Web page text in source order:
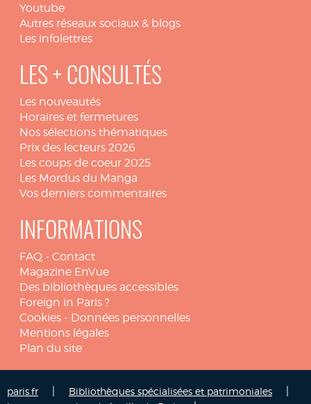
Youtube
Autres réseaux sociaux & blogs
Les infolettres
LES + CONSULTÉS
Les nouveautés
Horaires et fermetures
Nos sélections thématiques
Prix des lecteurs 2026
Les coups de coeur 2025
Les Mordus du Manga
Vos derniers commentaires
INFORMATIONS
FAQ - Contact
Magazine EnVue
Des bibliothèques accessibles
Foreign in Paris ?
Cookies - Données personnelles
Mentions légales
Plan du site
paris.fr Bibliothèques spécialisées et patrimoniales